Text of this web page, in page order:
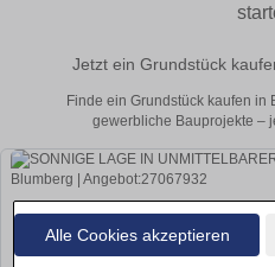
Alle Cookies akzeptieren
Jetzt ein Grundstück
Finde ein Grundstück kaufen in
gewerbliche Bauprojekte –